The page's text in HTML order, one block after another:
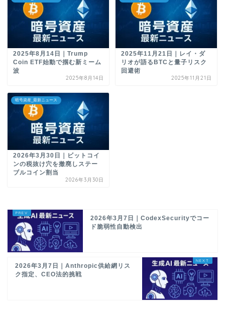
2025年8月14日｜Trump
Coin ETF始動で掴む新ミーム
波
2025年8月14日
2025年11月21日｜レイ・ダ
リオが語るBTCと量子リスク
回避術
2025年11月21日
暗号資産_最新ニュース
2026年3月30日｜ビットコイ
ンの税抜け穴を撤廃しステー
ブルコイン割当
2026年3月30日
2026年3月7日｜CodexSecurityでコー
ド脆弱性自動検出
2026年3月7日｜Anthropic供給網リス
ク指定、CEO法的挑戦